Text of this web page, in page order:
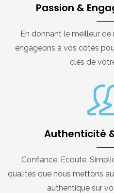
Passion &
En donnant le meilleur
engageons à vos côtés
clés de
Authenticité
Confiance, Ecoute,
qualités que nous mettons
authentique sur